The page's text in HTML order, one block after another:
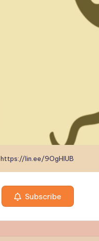
https://lin.ee/9OgHlUB
Subscribe